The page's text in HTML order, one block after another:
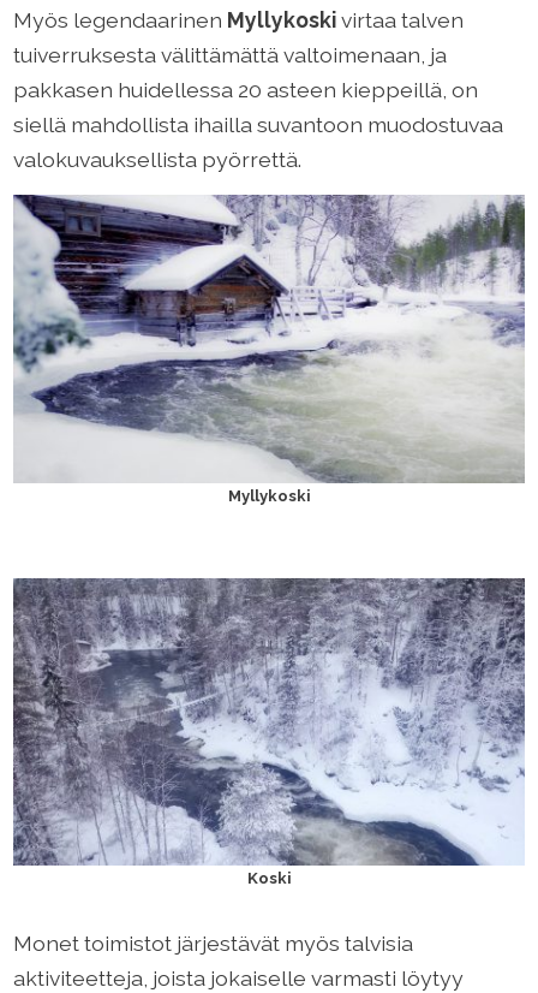
Myös legendaarinen Myllykoskivirtaa talven
tuiverruksesta välittämättä valtoimenaan, ja
pakkasen huidellessa 20 asteen kieppeillä, on
siellä mahdollista ihailla suvantoon muodostuvaa
valokuvauksellista pyörrettä.
Myllykoski
Koski
Monet toimistot järjestävät myös talvisia
aktiviteetteja, joista jokaiselle varmasti löytyy